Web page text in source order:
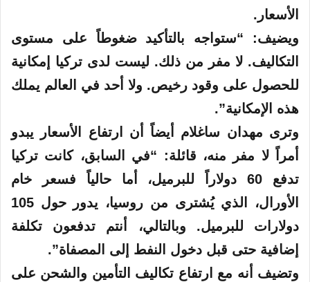
الأسعار.
ويضيف: “ستواجه بالتأكيد ضغوطاً على مستوى
التكاليف. لا مفر من ذلك. ليست لدى تركيا إمكانية
للحصول على وقود رخيص. ولا أحد في العالم يملك
هذه الإمكانية”.
وترى مهدان ساغلام أيضاً أن ارتفاع الأسعار يبدو
أمراً لا مفر منه، قائلة: “في السابق، كانت تركيا
تدفع 60 دولاراً للبرميل، أما حالياً فسعر خام
الأورال، الذي يُشترى من روسيا، يدور حول 105
دولارات للبرميل. وبالتالي، أنتم تدفعون تكلفة
إضافية حتى قبل دخول النفط إلى المصفاة”.
وتضيف أنه مع ارتفاع تكاليف التأمين والشحن على